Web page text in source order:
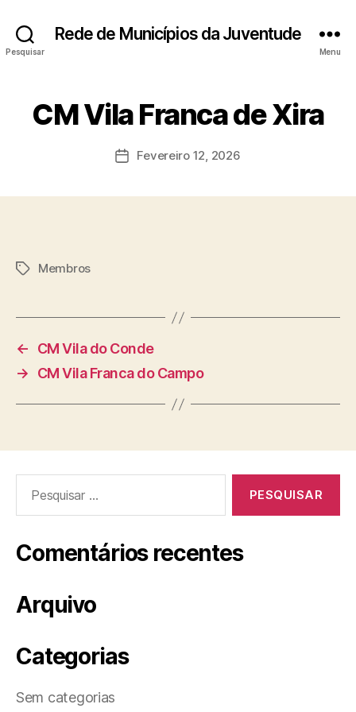
Pesquisar
Rede de Municípios da Juventude
Menu
CM Vila Franca de Xira
DataFevereiro 12, 2026
Etiquetas
Membros
←
CM Vila do Conde
→
CM Vila Franca do Campo
por:
Comentários recentes
Arquivo
Categorias
Sem categorias